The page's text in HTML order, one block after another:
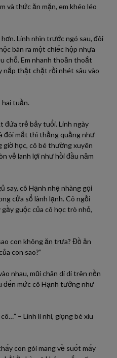
và thức ăn mặn, em khéo léo
Linh nhìn trước ngó sau, đôi
bàn ra một chiếc hộp nhựa
chỗ. Em nhanh thoăn thoắt
nắp thật chặt rồi nhét sâu vào
hai tuần.
đứa trẻ bảy tuổi. Linh ngày
đôi mắt thì thầng quầng như
giờ học, cô bé thường xuyên
vẻ lanh lợi như hồi đầu năm
say, cô Hạnh nhẹ nhàng gọi
cửa sổ lành lạnh. Cô ngồi
guộc của cô học trò nhỏ,
con không ăn trưa? Đồ ăn
con sao?”
nhau, mũi chân di di trên nền
đến mức cô Hạnh tưởng như
– Linh lí nhí, giọng bé xíu
con gói mang về suốt mấy